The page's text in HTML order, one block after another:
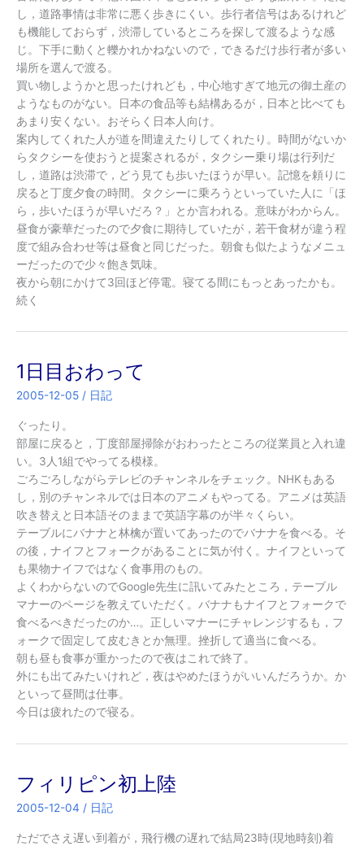
し，道路事情は非常に悪く歩きにくい。歩行者信号はあるけれど
も機能しておらず，渋滞しているところを探して渡るような感
じ。下手に動くと轢かれかねないので，できるだけ歩行者が多い
場所を選んで渡る。
買い物しようかと思ったけれども，中心地すぎて地元の御土産の
ようなものがない。日本の食品等も結構あるが，日本と比べても
あまり安くない。おそらく日本人向け。
案内してくれた人が道を間違えたりしてくれたり。時間がないか
らタクシーを使おうと提案されるが，タクシー乗り場は行列だ
し，道路は渋滞で，どう見ても歩いたほうが早い。記憶を頼りに
戻ると丁度夕食の時間。タクシーに乗ろうといっていた人に「ほ
ら，歩いたほうが早いだろ？」とか言われる。意味がわからん。
昼食が豪華だったので夕食に期待していたが，若干食材が違う程
度で組み合わせ等は昼食と同じだった。朝食も似たようなメニュ
ーだったので少々飽き気味。
夜から朝にかけて3回ほど停電。寝てる間にもっとあったかも。
続く
1日目おわって
2005-12-05 / 日記
ぐったり。
部屋に戻ると，丁度部屋掃除がおわったところの従業員と入れ違
い。3人1組でやってる模様。
ごろごろしながらテレビのチャンネルをチェック。NHKもある
し，別のチャンネルでは日本のアニメもやってる。アニメは英語
吹き替えと日本語そのままで英語字幕のが半々くらい。
テーブルにバナナと林檎が置いてあったのでバナナを食べる。そ
の後，ナイフとフォークがあることに気が付く。ナイフといって
も果物ナイフではなく食事用のもの。
よくわからないのでGoogle先生に訊いてみたところ，テーブル
マナーのページを教えていただく。バナナもナイフとフォークで
食べるべきだったのか…。正しいマナーにチャレンジするも，フ
ォークで固定して皮むきとか無理。挫折して適当に食べる。
朝も昼も食事が重かったので夜はこれで終了。
外にも出てみたいけれど，夜はやめたほうがいいんだろうか。か
といって昼間は仕事。
今日は疲れたので寝る。
フィリピン初上陸
2005-12-04 / 日記
ただでさえ遅い到着が，飛行機の遅れで結局23時(現地時刻)着